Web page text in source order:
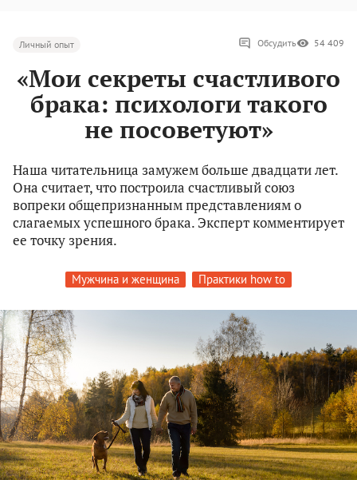
Личный опыт Обсудить 54 409
«Мои секреты счастливого
брака: психологи такого
не посоветуют»
Наша читательница замужем больше двадцати лет.
Она считает, что построила счастливый союз
вопреки общепризнанным представлениям о
слагаемых успешного брака. Эксперт комментирует
ее точку зрения.
Мужчина и женщина Практики how to